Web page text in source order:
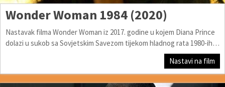
Wonder Woman 1984 (2020)
Nastavak filma Wonder Woman iz 2017. godine u kojem Diana Prince
dolazi u sukob sa Sovjetskim Savezom tijekom hladnog rata 1980-ih…
Nastavi na film